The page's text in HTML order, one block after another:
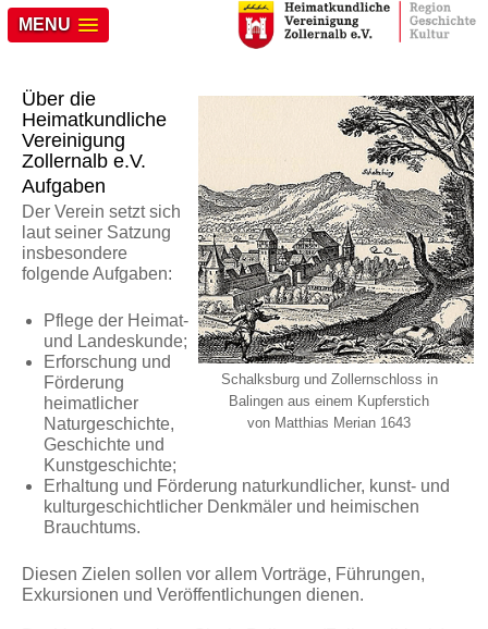
MENU
Schalksburg und Zollernschloss in
Balingen aus einem Kupferstich
von Matthias Merian 1643
Über die
Heimatkundliche
Vereinigung
Zollernalb e.V.
Aufgaben
Der Verein setzt sich
laut seiner Satzung
insbesondere
folgende Aufgaben:
Pflege der Heimat-
und Landeskunde;
Erforschung und
Förderung
heimatlicher
Naturgeschichte,
Geschichte und
Kunstgeschichte;
Erhaltung und Förderung naturkundlicher, kunst- und
kulturgeschichtlicher Denkmäler und heimischen
Brauchtums.
Diesen Zielen sollen vor allem Vorträge, Führungen,
Exkursionen und Veröffentlichungen dienen.